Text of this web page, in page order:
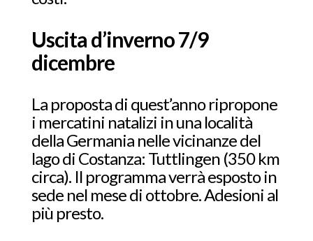
Uscita d’inverno 7/9
dicembre
La proposta di quest’anno ripropone
i mercatini natalizi in una località
della Germania nelle vicinanze del
lago di Costanza: Tuttlingen (350 km
circa). Il programma verrà esposto in
sede nel mese di ottobre. Adesioni al
più presto.